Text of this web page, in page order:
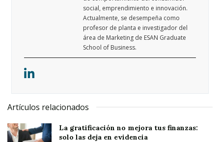
social, emprendimiento e innovación.
Actualmente, se desempeña como
profesor de planta e investigador del
área de Marketing de ESAN Graduate
School of Business.
Artículos relacionados
La gratificación no mejora tus finanzas:
solo las deja en evidencia